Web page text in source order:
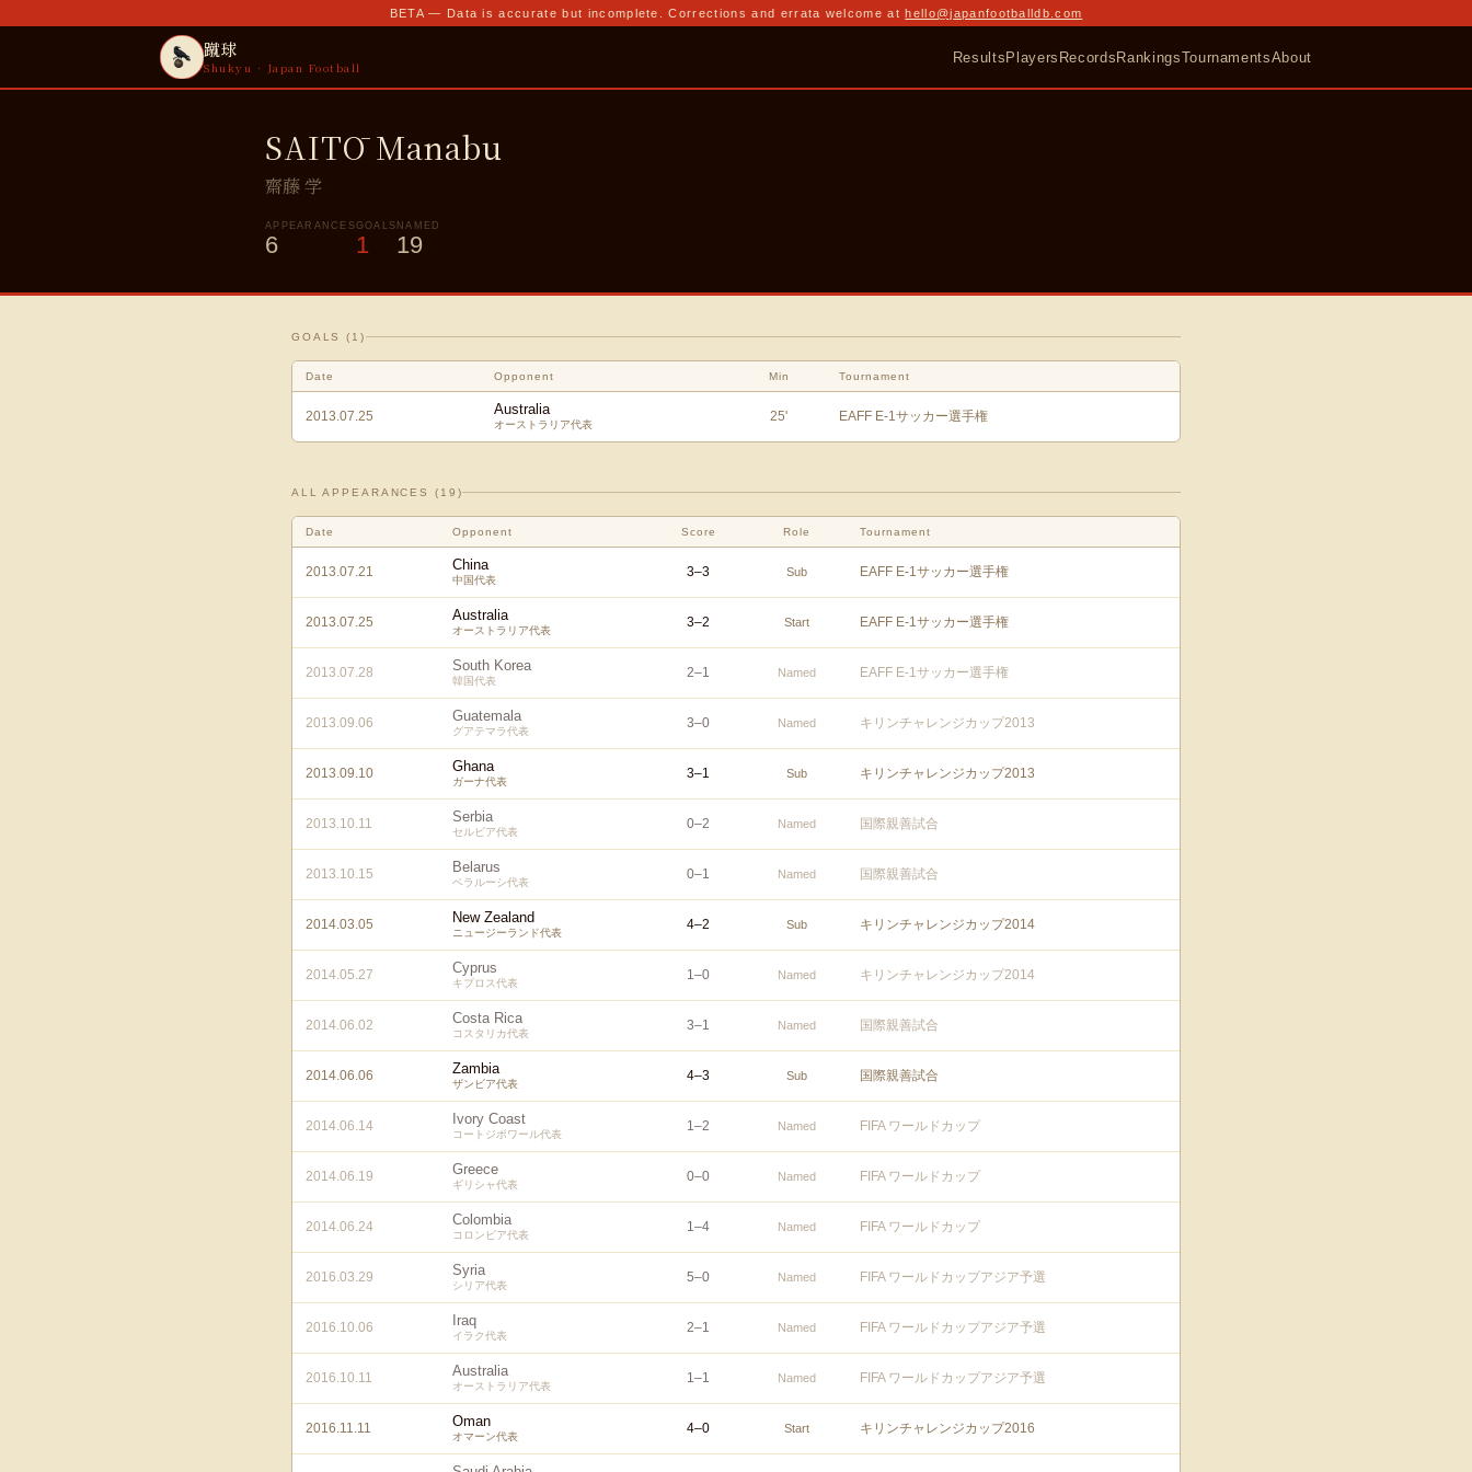
BETA — Data is accurate but incomplete. Corrections and errata welcome at hello@japanfootballdb.com
蹴球
Shukyu · Japan Football
ResultsPlayers RecordsRankingsTournamentsAbout
SAITŌ Manabu
齋藤 学
APPEARANCES
6
GOALS
1
NAMED
19
GOALS ( 1 )
Date Opponent Min Tournament
2013.07.25 Australia
オーストラリア代表
25' EAFF E-1サッカー選手権
ALL APPEARANCES ( 19 )
Date Opponent Score Role Tournament
2013.07.21 China
中国代表
3–3 Sub EAFF E-1サッカー選手権
2013.07.25 Australia
オーストラリア代表
3–2 Start EAFF E-1サッカー選手権
2013.07.28 South Korea
韓国代表
2–1 Named EAFF E-1サッカー選手権
2013.09.06 Guatemala
グアテマラ代表
3–0 Named キリンチャレンジカップ2013
2013.09.10 Ghana
ガーナ代表
3–1 Sub キリンチャレンジカップ2013
2013.10.11 Serbia
セルビア代表
0–2 Named 国際親善試合
2013.10.15 Belarus
ベラルーシ代表
0–1 Named 国際親善試合
2014.03.05 New Zealand
ニュージーランド代表
4–2 Sub キリンチャレンジカップ2014
2014.05.27 Cyprus
キプロス代表
1–0 Named キリンチャレンジカップ2014
2014.06.02 Costa Rica
コスタリカ代表
3–1 Named 国際親善試合
2014.06.06 Zambia
ザンビア代表
4–3 Sub 国際親善試合
2014.06.14 Ivory Coast
コートジボワール代表
1–2 Named FIFA ワールドカップ
2014.06.19 Greece
ギリシャ代表
0–0 Named FIFA ワールドカップ
2014.06.24 Colombia
コロンビア代表
1–4 Named FIFA ワールドカップ
2016.03.29 Syria
シリア代表
5–0 Named FIFA ワールドカップアジア予選
2016.10.06 Iraq
イラク代表
2–1 Named FIFA ワールドカップアジア予選
2016.10.11 Australia
オーストラリア代表
1–1 Named FIFA ワールドカップアジア予選
2016.11.11 Oman
オマーン代表
4–0 Start キリンチャレンジカップ2016